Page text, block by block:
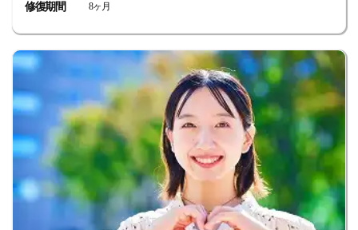
修復期間 8ヶ月